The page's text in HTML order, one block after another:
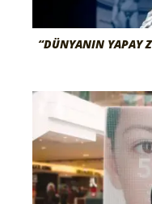
“DÜNYANIN YAPAY